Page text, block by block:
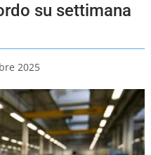
su settimana
2025